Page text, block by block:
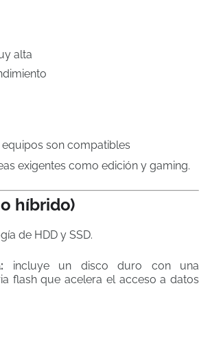
alta
son compatibles
exigentes como edición y gaming.
híbrido)
de HDD y SSD.
incluye un disco duro con una
flash que acelera el acceso a datos